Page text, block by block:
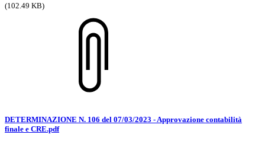
(102.49 KB)
DETERMINAZIONE N. 106 del 07/03/2023 - Approvazione contabilità
finale e CRE.pdf